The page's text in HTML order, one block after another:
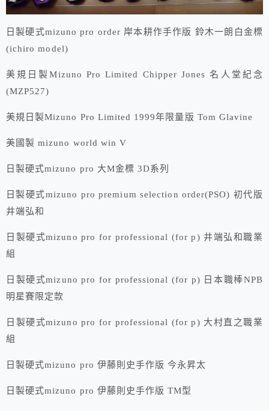
日製硬式mizuno pro order 岸本耕作手作版 鈴木一朗白金標
(ichiro model)
美規日製Mizuno Pro Limited Chipper Jones 名人堂紀念
(MZP527)
美規日製Mizuno Pro Limited 1999年限量版 Tom Glavine
美國製 mizuno world win V
日製硬式mizuno pro 大M金標 3D系列
日製硬式mizuno pro premium selection order(PSO) 初代版
井端弘和
日製硬式mizuno pro for professional (for p) 井端弘和職業
組
日製硬式mizuno pro for professional (for p) 日本職棒NPB
明星賽限定款
日製硬式mizuno pro for professional (for p) 大村直之職業
組
日製硬式mizuno pro 伊藤則史手作版 今永昇太
日製硬式mizuno pro 伊藤則史手作版 TM型